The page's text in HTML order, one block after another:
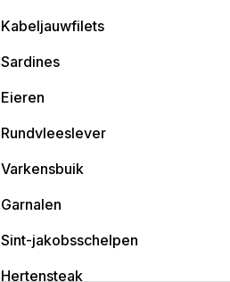
Kabeljauwfilets
Sardines
Eieren
Rundvleeslever
Varkensbuik
Garnalen
Sint-jakobsschelpen
Hertensteak